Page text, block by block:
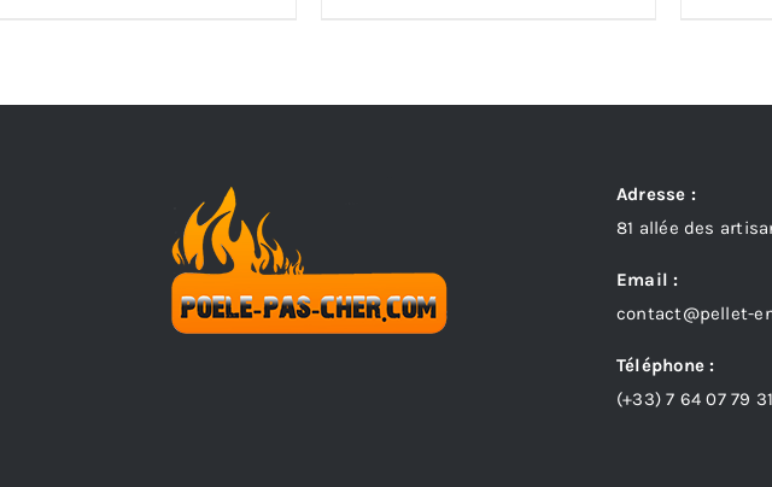
Adresse :
81 allée des
Email :
contact@pellet-
Téléphone :
(+33)7 64 07 79 31